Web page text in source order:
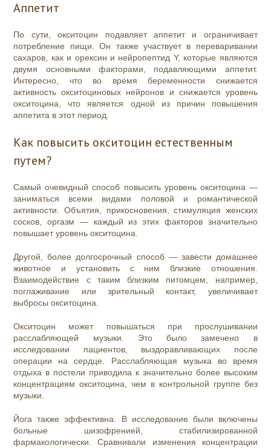
Аппетит
По сути, окситоцин подавляет аппетит и ограничивает
потребление пищи. Он также участвует в переваривании
сахаров, как и орексин и нейропептид Y, которые являются
двумя основными факторами, подавляющими аппетит.
Интересно, что во время беременности снижается
активность окситоциновых нейронов и снижается уровень
окситоцина, что является одной из причин повышения
аппетита в этот период.
Как повысить окситоцин естественным
путем?
Самый очевидный способ повысить уровень окситоцина —
заниматься всеми видами половой и романтической
активности. Объятия, прикосновения, стимуляция женских
сосков, оргазм — каждый из этих факторов значительно
повышает уровень окситоцина.
Другой, более долгосрочный способ — завести домашнее
животное и установить с ним близкие отношения.
Взаимодействие с таким близким питомцем, например,
поглаживание или зрительный контакт, увеличивает
выбросы окситоцина.
Окситоцин может повышаться при прослушивании
расслабляющей музыки. Это было замечено в
исследовании пациентов, выздоравливающих после
операции на сердце. Расслабляющая музыка во время
отдыха в постели приводила к значительно более высоким
концентрациям окситоцина, чем в контрольной группе без
музыки.
Йога также эффективна. В исследование были включены
больные шизофренией, стабилизированной
фармакологически. Сравнивали изменения концентрации